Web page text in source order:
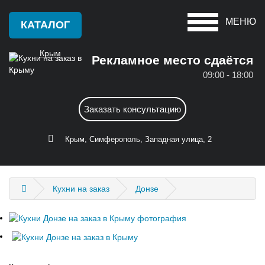
МЕНЮ
КАТАЛОГ
Рекламное место сдаётся
09:00 - 18:00
Заказать консультацию
Крым
Армянск
Б
Бахчисарай
Белогорск
Д
Красноперекопск
Саки
Севастополь
Крым, Симферополь, Западная улица, 2
Кухни на заказ Донзе